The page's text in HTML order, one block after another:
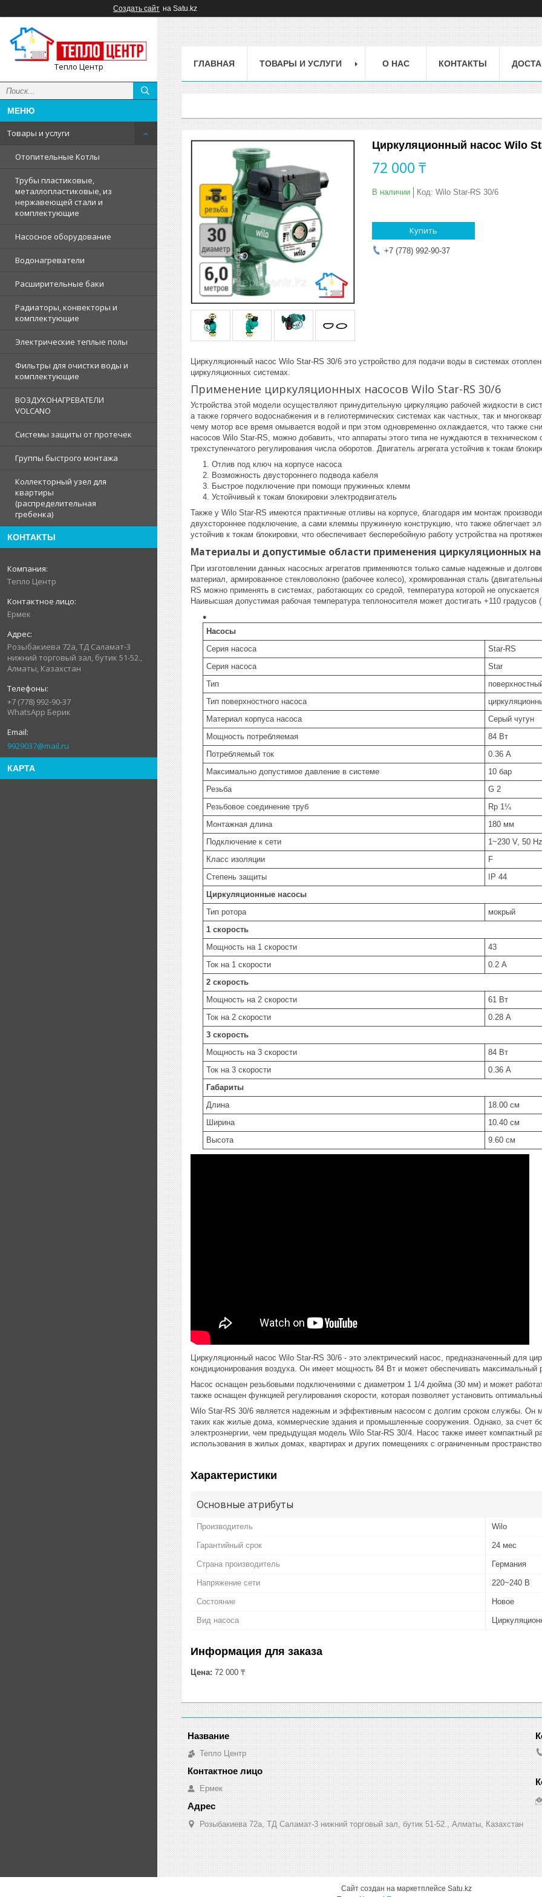
Создать сайт на Satu.kz
Тепло Центр
Товары и услуги
Отопительные Котлы
Трубы пластиковые,
металлопластиковые, из
нержавеющей стали и
комплектующие
Насосное оборудование
Водонагреватели
Расширительные баки
Радиаторы, конвекторы и
комплектующие
Электрические теплые полы
Фильтры для очистки воды и
комплектующие
ВОЗДУХОНАГРЕВАТЕЛИ
VOLCANO
Системы защиты от протечек
Группы быстрого монтажа
Коллекторный узел для
квартиры
(распределительная
гребенка)
КОНТАКТЫ
Тепло Центр
Ермек
Розыбакиева 72а, ТД Саламат-3
нижний торговый зал, бутик 51-52.,
Алматы, Казахстан
+7 (778) 992-90-37
WhatsApp Берик
9929037@mail.ru
КАРТА
ГЛАВНАЯ ТОВАРЫ И УСЛУГИ О НАС КОНТАКТЫ
Циркуляционный насос Wilo
72 000 ₸
В наличии Код: Wilo Star-RS 30/6
Купить
+7 (778) 992-90-37
Циркуляционный насос Wilo Star-RS 30/6 это устройство для подачи воды в системах
циркуляционных системах.
Применение циркуляционных насосов Wilo Star-RS 30/6
Устройства этой модели осуществляют принудительную циркуляцию рабочей жидкости в
а также горячего водоснабжения и в гелиотермических системах как частных, так и
чему мотор все время омывается водой и при этом одновременно охлаждается, что также
насосов Wilo Star-RS, можно добавить, что аппараты этого типа не нуждаются в
трехступенчатого регулирования числа оборотов. Двигатель агрегата устойчив к токам
Отлив под ключ на корпусе насоса
Возможность двустороннего подвода кабеля
Быстрое подключение при помощи пружинных клемм
Устойчивый к токам блокировки электродвигатель
Также у Wilo Star-RS имеются практичные отливы на корпусе, благодаря им монтаж
двухстороннее подключение, а сами клеммы пружинную конструкцию, что также облегчает
устойчив к токам блокировки, что обеспечивает бесперебойную работу устройства на
Материалы и допустимые области применения циркуляционных
При изготовлении данных насосных агрегатов применяются только самые надежные и
материал, армированное стекловолокно (рабочее колесо), хромированная сталь
RS можно применять в системах, работающих со средой, температура которой не
Наивысшая допустимая рабочая температура теплоносителя может достигать +110
Насосы
Серия насоса
Star-RS
Серия насоса
Star
Тип
Тип поверхностного насоса
Материал корпуса насоса
Серый чугун
Мощность потребляемая
84 Вт
Потребляемый ток
0.36 А
Максимально допустимое давление в системе
10 бар
Резьба
G 2
Резьбовое соединение труб
Rp 1¼
Монтажная длина
180 мм
Подключение к сети
1~230 V, 50 Hz
Класс изоляции
F
Степень защиты
IP 44
Циркуляционные насосы
Тип ротора
мокрый
1 скорость
Мощность на 1 скорости
43
Ток на 1 скорости
0.2 А
2 скорость
Мощность на 2 скорости
61 Вт
Ток на 2 скорости
0.28 А
3 скорость
Мощность на 3 скорости
84 Вт
Ток на 3 скорости
0.36 А
Габариты
Длина
18.00 см
Ширина
10.40 см
Высота
9.60 см
Циркуляционный насос Wilo Star-RS 30/6 - это электрический насос, предназначенный для
кондиционирования воздуха. Он имеет мощность 84 Вт и может обеспечивать
Насос оснащен резьбовыми подключениями с диаметром 1 1/4 дюйма (30 мм) и может
также оснащен функцией регулирования скорости, которая позволяет установить
Wilo Star-RS 30/6 является надежным и эффективным насосом с долгим сроком службы. Он
таких как жилые дома, коммерческие здания и промышленные сооружения. Однако, за счет
электроэнергии, чем предыдущая модель Wilo Star-RS 30/4. Насос также имеет компактный
использования в жилых домах, квартирах и других помещениях с ограниченным
Характеристики
Основные атрибуты
Производитель Wilo
Гарантийный срок 24 мес
Страна производитель Германия
Напряжение сети 220~240 В
Состояние Новое
Вид насоса
Информация для заказа
Цена: 72 000 ₸
Тепло Центр
Ермек
Розыбакиева 72а, ТД Саламат-3 нижний торговый зал, бутик 51-52., Алматы, Казахстан
Сайт создан на маркетплейсе Satu.kz